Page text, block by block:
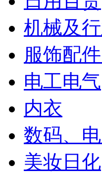
机械及
服饰配
电工电气
内衣
数码、
美妆日化